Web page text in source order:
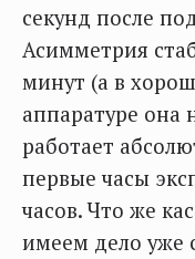
секунд после
Асимметрия
минут (а в
аппаратуре она
работает
первые часы
часов. Что же
имеем дело уже